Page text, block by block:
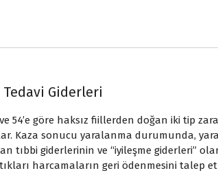
Tedavi Giderleri
54’e göre haksız fiillerden doğan iki tip
Kaza sonucu yaralanma durumunda,
tıbbi giderlerinin ve “iyileşme giderleri”
harcamaların geri ödenmesini talep